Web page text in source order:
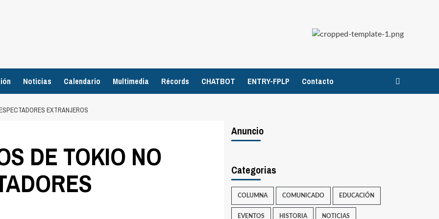
Noticias Calendario Multimedia Récords CHATBOT ENTRY-FPLP Contacto
EXTRANJEROS
DE TOKIO NO
Anuncio
Categorias
COLUMNA COMUNICADO EDUCACIÓN
EVENTOS HISTORIA NOTICIAS